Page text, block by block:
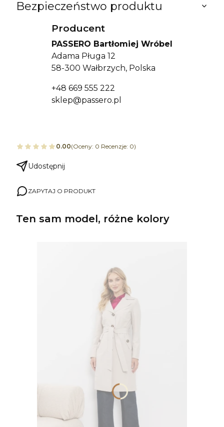
Bezpieczeństwo produktu
Producent
PASSERO Bartłomiej Wróbel
Adama Pługa 12
58-300 Wałbrzych, Polska
+48 669 555 222
sklep@passero.pl
0.00(Oceny: 0 Recenzje: 0)
Udostępnij
ZAPYTAJ O PRODUKT
Ten sam model, różne kolory